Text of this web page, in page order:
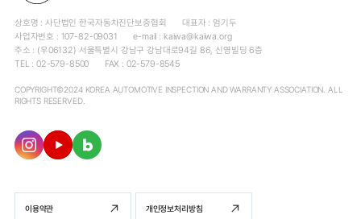
상호명 : 사단법인 한국자동차진단보증협회
대표자 : 엄기두
사업자번호 : 107-82-09031
e-mail : kaiwa@kaiwa.org
주소 : (우06132) 서울특별시 강남구 강남대로94길 86, 신영빌딩 6층
TEL : 02-579-8500
FAX : 02-579-8545
COPYRIGHT©2024 KOREA AUTOMOTIVE INSPECTION AND WARRANTY ASSOCIATION. ALL
RIGHTS RESERVED.
이용약관 개인정보처리방침